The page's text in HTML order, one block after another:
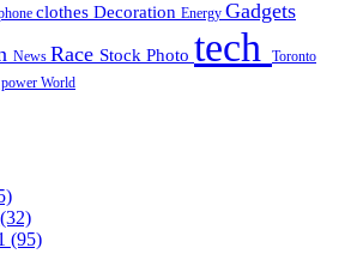
clothes Decoration Energy Gadgets
News Race Stock Photo tech Toronto
World
(32)
(95)